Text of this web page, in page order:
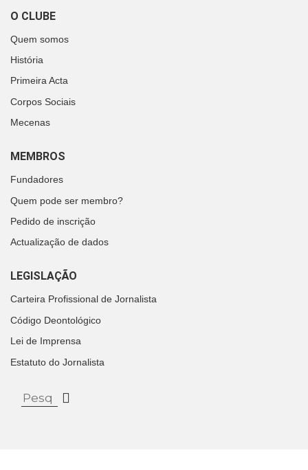
O CLUBE
Quem somos
História
Primeira Acta
Corpos Sociais
Mecenas
MEMBROS
Fundadores
Quem pode ser membro?
Pedido de inscrição
Actualização de dados
LEGISLAÇÃO
Carteira Profissional de Jornalista
Código Deontológico
Lei de Imprensa
Estatuto do Jornalista